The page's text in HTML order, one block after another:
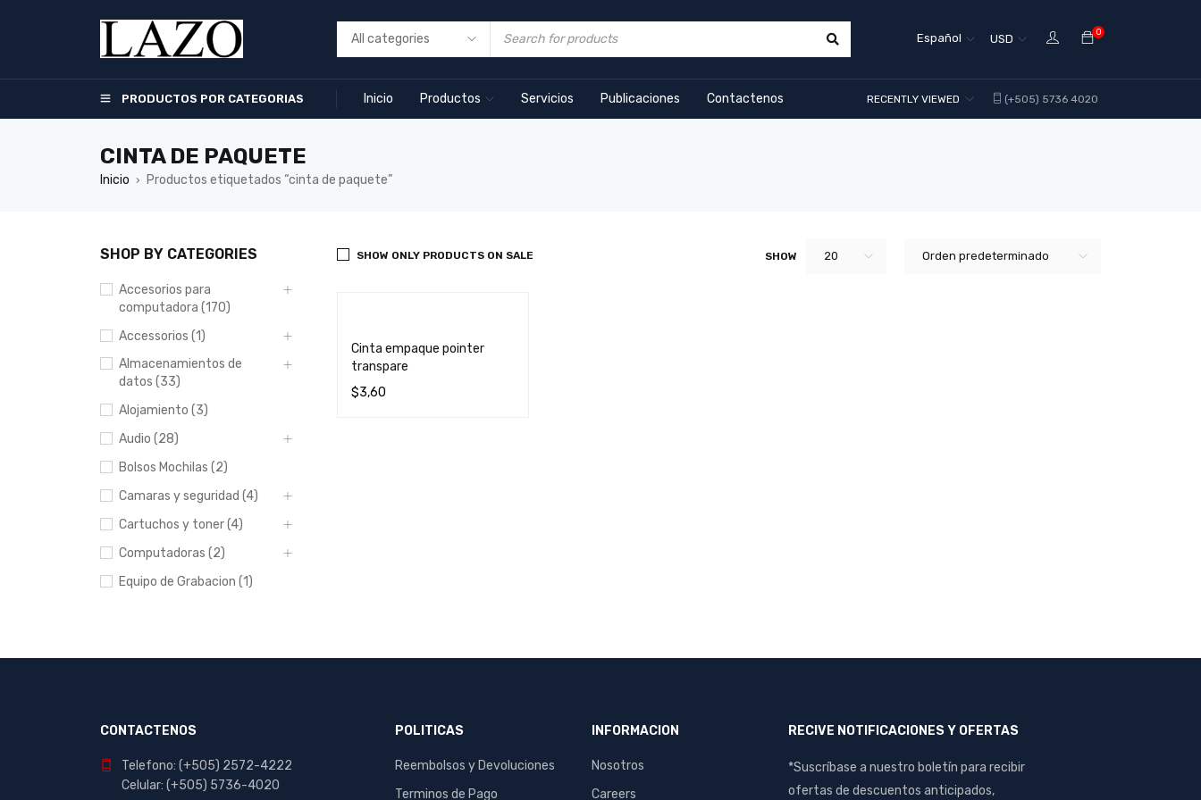
0
USD
Español
PRODUCTOS POR CATEGORIAS Inicio Productos Servicios Publicaciones Contactenos (+505) 5736 4020
RECENTLY VIEWED
CINTA DE PAQUETE
Inicio › Productos etiquetados “cinta de paquete”
SHOP BY CATEGORIES
Accesorios para
computadora (170)
Accessorios (1)
Almacenamientos de
datos (33)
Alojamiento (3)
Audio (28)
Bolsos Mochilas (2)
Camaras y seguridad (4)
Cartuchos y toner (4)
Computadoras (2)
Equipo de Grabacion (1)
Muebles (1)
Portables y
Orden predeterminado
SHOW 20
SHOW ONLY PRODUCTS ON SALE
Cinta empaque pointer
transpare
$3,60
CONTACTENOS
Telefono: (+505) 2572-4222
Celular: (+505) 5736-4020
POLITICAS
Reembolsos y Devoluciones
Terminos de Pago
INFORMACION
Nosotros
Careers
RECIVE NOTIFICACIONES Y OFERTAS
*Suscríbase a nuestro boletín para recibir
ofertas de descuentos anticipados,